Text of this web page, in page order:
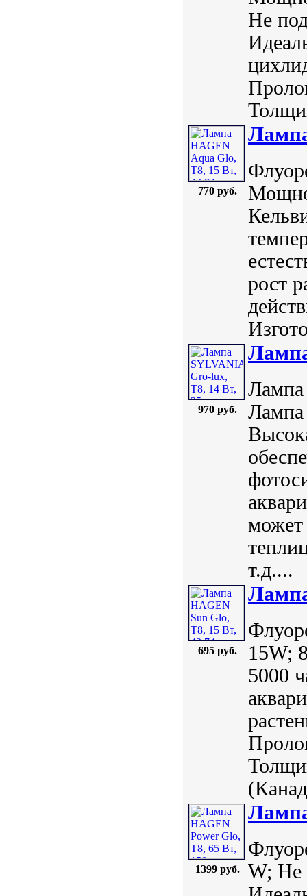
Не
770 руб.
рост
970 руб.
Лампа
Лампа
может
т.д....
695 руб.
15W;
5000
1399 руб.
W; Не